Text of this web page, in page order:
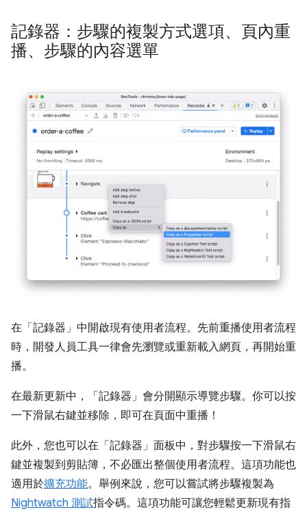
記錄器：步驟的複製方式選項、頁內重
播、步驟的內容選單
在「記錄器」 中開啟現有使用者流程。先前重播使用者流程
時，開發人員工具一律會先瀏覽或重新載入網頁，再開始重
播。
在最新更新中，「記錄器」 會分開顯示導覽步驟。你可以按
一下滑鼠右鍵並移除，即可在頁面中重播！
此外，您也可以在「記錄器」 面板中，對步驟按一下滑鼠右
鍵並複製到剪貼簿，不必匯出整個使用者流程。這項功能也
適用於擴充功能。舉例來說，您可以嘗試將步驟複製為
Nightwatch 測試指令碼。這項功能可讓您輕鬆更新現有指